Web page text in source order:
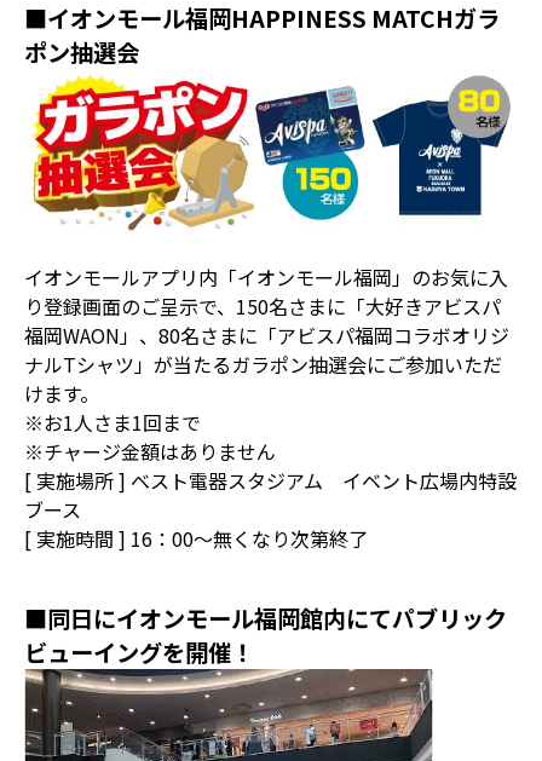
■イオンモール福岡HAPPINESS MATCHガラ
ポン抽選会
イオンモールアプリ内「イオンモール福岡」のお気に入
り登録画面のご呈示で、150名さまに「大好きアビスパ
福岡WAON」、80名さまに「アビスパ福岡コラボオリジ
ナルTシャツ」が当たるガラポン抽選会にご参加いただ
けます。
※お1人さま1回まで
※チャージ金額はありません
[ 実施場所 ] べスト電器スタジアム イベント広場内特設
ブース
[ 実施時間 ] 16：00～無くなり次第終了
■同日にイオンモール福岡館内にてパブリック
ビューイングを開催！